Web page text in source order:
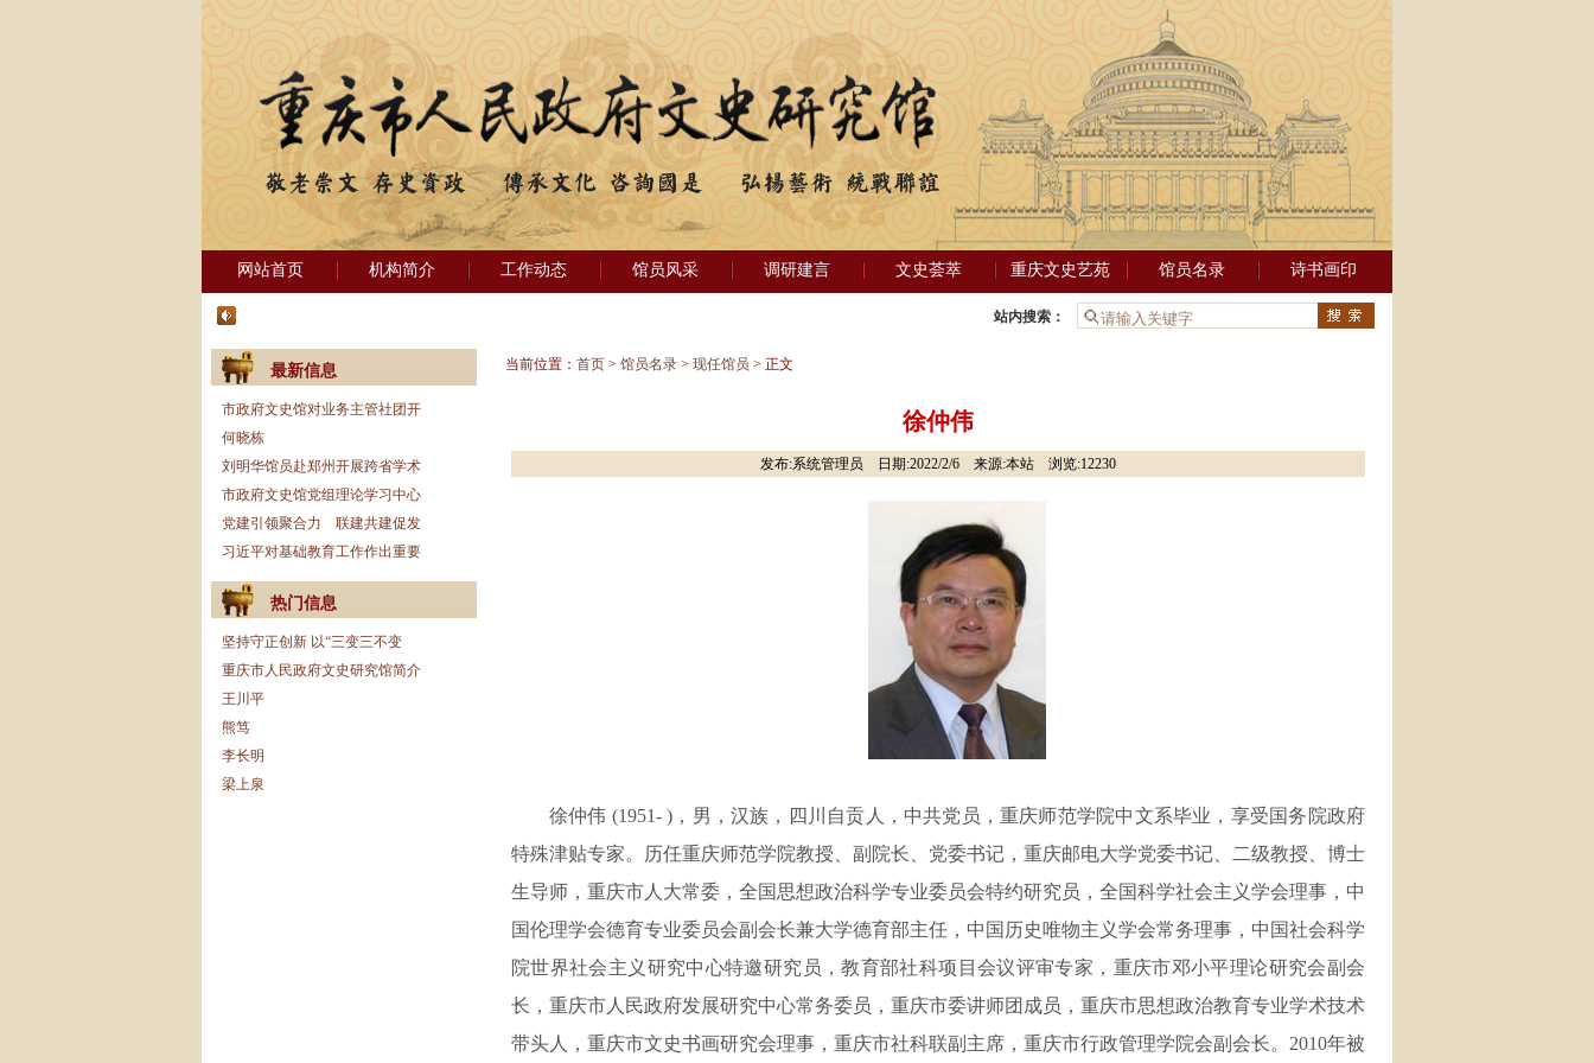
网站首页 机构简介 工作动态 馆员风采 调研建言 文史荟萃 重庆文史艺苑 馆员名录 诗书画印
站内搜索：
最新信息
市政府文史馆对业务主管社团开
何晓栋
刘明华馆员赴郑州开展跨省学术
市政府文史馆党组理论学习中心
党建引领聚合力 联建共建促发
习近平对基础教育工作作出重要
热门信息
坚持守正创新 以“三变三不变
重庆市人民政府文史研究馆简介
王川平
熊笃
李长明
梁上泉
当前位置： 首页 > 馆员名录 > 现任馆员 > 正文
徐仲伟
发布:系统管理员 日期:2022/2/6 来源:本站 浏览:12230
徐仲伟 (1951- )，男，汉族，四川自贡人，中共党员，重庆师范学院中文系毕业，享受国务院政府
特殊津贴专家。历任重庆师范学院教授、副院长、党委书记，重庆邮电大学党委书记、二级教授、博士
生导师，重庆市人大常委，全国思想政治科学专业委员会特约研究员，全国科学社会主义学会理事，中
国伦理学会德育专业委员会副会长兼大学德育部主任，中国历史唯物主义学会常务理事，中国社会科学
院世界社会主义研究中心特邀研究员，教育部社科项目会议评审专家，重庆市邓小平理论研究会副会
长，重庆市人民政府发展研究中心常务委员，重庆市委讲师团成员，重庆市思想政治教育专业学术技术
带头人，重庆市文史书画研究会理事，重庆市社科联副主席，重庆市行政管理学院会副会长。2010年被